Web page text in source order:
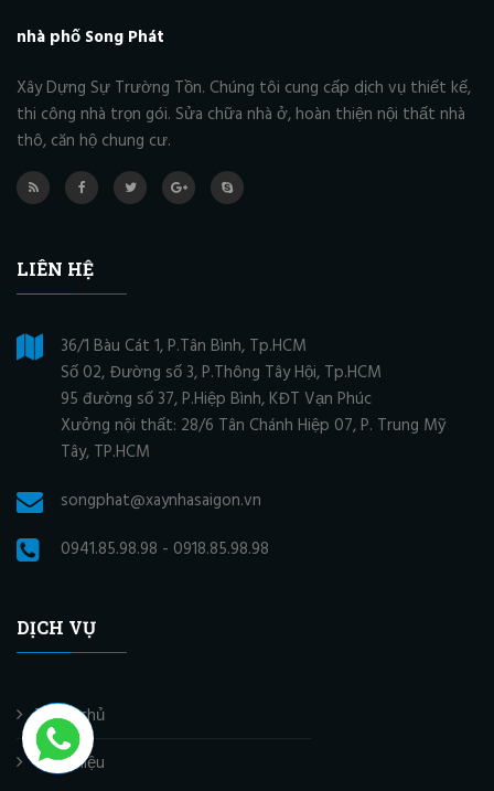
nhà phố Song Phát
Xây Dựng Sự Trường Tồn. Chúng tôi cung cấp dịch vụ thiết kế,
thi công nhà trọn gói. Sửa chữa nhà ở, hoàn thiện nội thất nhà
thô, căn hộ chung cư.
LIÊN HỆ
36/1 Bàu Cát 1, P.Tân Bình, Tp.HCM
Số 02, Đường số 3, P.Thông Tây Hội, Tp.HCM
95 đường số 37, P.Hiệp Bình, KĐT Vạn Phúc
Xưởng nội thất: 28/6 Tân Chánh Hiệp 07, P. Trung Mỹ
Tây, TP.HCM
songphat@xaynhasaigon.vn
0941.85.98.98 - 0918.85.98.98
DỊCH VỤ
Trang chủ
Giới thiệu